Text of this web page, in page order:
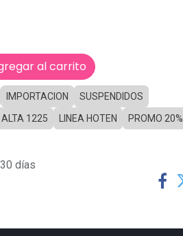
al carrito
IMPORTACION
SUSPENDIDOS
ALTA 1225 LINEA HOTEN PROMO 20%
días